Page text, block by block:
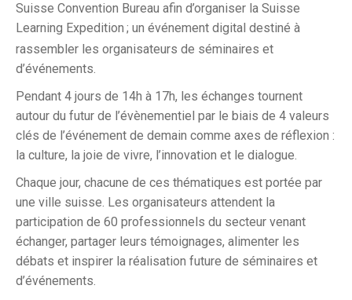
Suisse Convention Bureau afin d’organiser la Suisse
Learning Expedition ; un événement digital destiné à
rassembler les organisateurs de séminaires et
d’événements.
Pendant 4 jours de 14h à 17h, les échanges tournent
autour du futur de l’évènementiel par le biais de 4 valeurs
clés de l’événement de demain comme axes de réflexion :
la culture, la joie de vivre, l’innovation et le dialogue.
Chaque jour, chacune de ces thématiques est portée par
une ville suisse. Les organisateurs attendent la
participation de 60 professionnels du secteur venant
échanger, partager leurs témoignages, alimenter les
débats et inspirer la réalisation future de séminaires et
d’événements.